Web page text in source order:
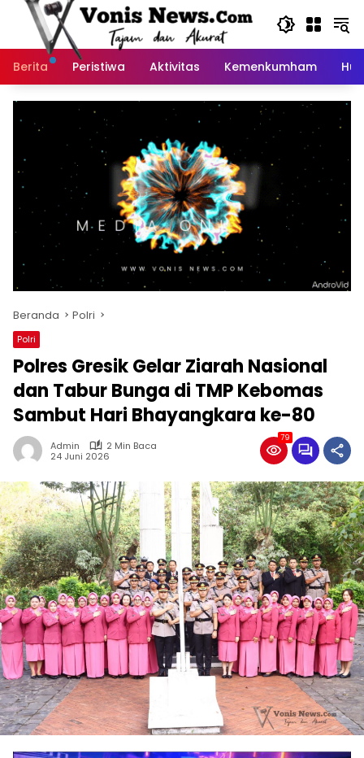
Langsung
Berita
Peristiwa Aktivitas Kemenkumham
Beranda Polri
Polri
Polres Gresik Gelar Ziarah Nasional
dan Tabur Bunga di TMP Kebomas
Sambut Hari Bhayangkara ke-80
Admin
2 Min Baca
24 Juni 2026
79